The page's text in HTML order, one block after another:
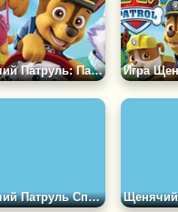
Щенячий Патруль: Пазл &quot;Щенки&quot;
Щенячий Патруль Спасает День